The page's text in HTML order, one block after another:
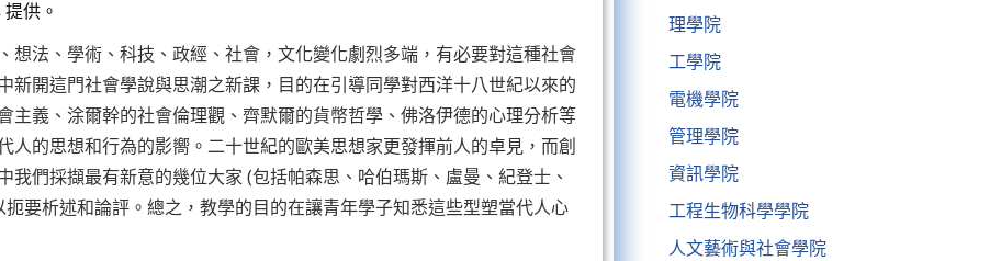
提供。
想法、學術、科技、政經、社會，文化變化劇烈多端，有必要對這種社會
新開這門社會學說與思潮之新課，目的在引導同學對西洋十八世紀以來的
主義、涂爾幹的社會倫理觀、齊默爾的貨幣哲學、佛洛伊德的心理分析等
人的思想和行為的影嚮。二十世紀的歐美思想家更發揮前人的卓見，而創
們採擷最有新意的幾位大家 (包括帕森思、哈伯瑪斯、盧曼、紀登士、
要析述和論評。總之，教學的目的在讓青年學子知悉這些型塑當代人心
理學院
工學院
電機學院
管理學院
資訊學院
工程生物科學學院
人文藝術與社會學院